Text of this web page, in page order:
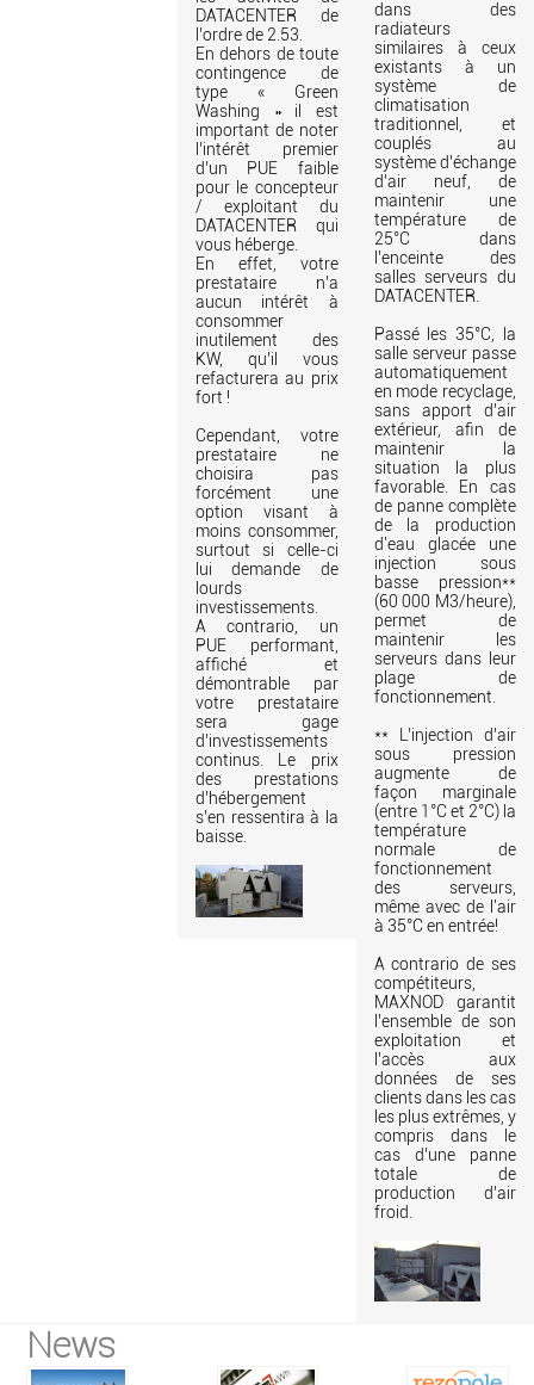
DATACENTER de
l’ordre de 2.53.
En dehors de toute
contingence de
type « Green
Washing » il est
important de noter
l’intérêt premier
d’un PUE faible
pour le concepteur
/ exploitant du
DATACENTER qui
vous héberge.
En effet, votre
prestataire n’a
aucun intérêt à
consommer
inutilement des
KW, qu’il vous
refacturera au prix
fort !
Cependant, votre
prestataire ne
choisira pas
forcément une
option visant à
moins consommer,
surtout si celle-ci
lui demande de
lourds
investissements.
A contrario, un
PUE performant,
affiché et
démontrable par
votre prestataire
sera gage
d’investissements
continus. Le prix
des prestations
d’hébergement
s’en ressentira à la
baisse.
dans des
radiateurs
similaires à ceux
existants à un
système de
climatisation
traditionnel, et
couplés au
système d’échange
d’air neuf, de
maintenir une
température de
25°C dans
l’enceinte des
salles serveurs du
DATACENTER.
Passé les 35°C, la
salle serveur passe
automatiquement
en mode recyclage,
sans apport d’air
extérieur, afin de
maintenir la
situation la plus
favorable. En cas
de panne complète
de la production
d'eau glacée une
injection sous
basse pression**
(60 000 M3/heure),
permet de
maintenir les
serveurs dans leur
plage de
fonctionnement.
** L’injection d’air
sous pression
augmente de
façon marginale
(entre 1°C et 2°C) la
température
normale de
fonctionnement
des serveurs,
même avec de l'air
à 35°C en entrée!
A contrario de ses
compétiteurs,
MAXNOD garantit
l’ensemble de son
exploitation et
l’accès aux
données de ses
clients dans les cas
les plus extrêmes, y
compris dans le
cas d’une panne
totale de
production d’air
froid.
News